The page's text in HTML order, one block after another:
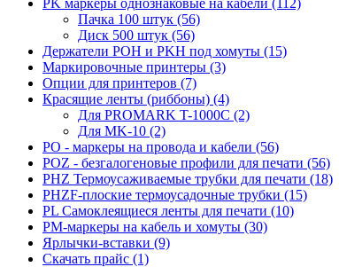
PK маркеры однознаковые на кабели (112)
Пачка 100 штук (56)
Диск 500 штук (56)
Держатели POH и PKH под хомуты (15)
Маркировочные принтеры (3)
Опции для принтеров (7)
Красящие ленты (риббоны) (4)
Для PROMARK T-1000C (2)
Для MK-10 (2)
PO - маркеры на провода и кабели (56)
POZ - безгалогеновые профили для печати (56)
PHZ Термоусаживаемые трубки для печати (18)
PHZF-плоские термоусадочные трубки (15)
PL Самоклеящиеся ленты для печати (10)
PM-маркеры на кабель и хомуты (30)
Ярлычки-вставки (9)
Скачать прайс (1)